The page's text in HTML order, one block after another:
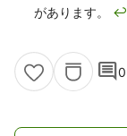
があります。 ↩
comment0